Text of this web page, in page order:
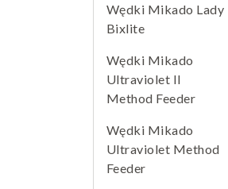
Wędki Mikado Lady
Bixlite
Wędki Mikado
Ultraviolet II
Method Feeder
Wędki Mikado
Ultraviolet Method
Feeder